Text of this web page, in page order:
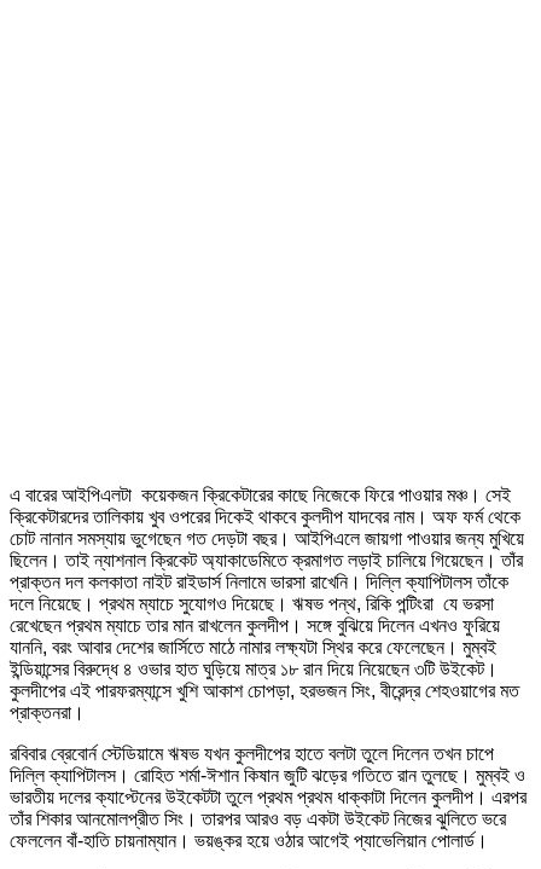
এ বারের আইপিএলটা কয়েকজন ক্রিকেটারের কাছে নিজেকে ফিরে পাওয়ার মঞ্চ। সেই
ক্রিকেটারদের তালিকায় খুব ওপরের দিকেই থাকবে কুলদীপ যাদবের নাম। অফ ফর্ম থেকে
চোট নানান সমস্যায় ভুগেছেন গত দেড়টা বছর। আইপিএলে জায়গা পাওয়ার জন্য মুখিয়ে
ছিলেন। তাই ন্যাশনাল ক্রিকেট অ্যাকাডেমিতে ক্রমাগত লড়াই চালিয়ে গিয়েছেন। তাঁর
প্রাক্তন দল কলকাতা নাইট রাইডার্স নিলামে ভারসা রাখেনি। দিল্লি ক্যাপিটালস তাঁকে
দলে নিয়েছে। প্রথম ম্যাচে সুযোগও দিয়েছে। ঋষভ পন্থ, রিকি পন্টিংরা যে ভরসা
রেখেছেন প্রথম ম্যাচে তার মান রাখলেন কুলদীপ। সঙ্গে বুঝিয়ে দিলেন এখনও ফুরিয়ে
যাননি, বরং আবার দেশের জার্সিতে মাঠে নামার লক্ষ্যটা স্থির করে ফেলেছেন। মুম্বই
ইন্ডিয়ান্সের বিরুদ্ধে ৪ ওভার হাত ঘুড়িয়ে মাত্র ১৮ রান দিয়ে নিয়েছেন ৩টি উইকেট।
কুলদীপের এই পারফরম্যান্সে খুশি আকাশ চোপড়া, হরভজন সিং, বীরেন্দ্র শেহওয়াগের মত
প্রাক্তনরা।
রবিবার ব্রেবোর্ন স্টেডিয়ামে ঋষভ যখন কুলদীপের হাতে বলটা তুলে দিলেন তখন চাপে
দিল্লি ক্যাপিটালস। রোহিত শর্মা-ঈশান কিষান জুটি ঝড়ের গতিতে রান তুলছে। মুম্বই ও
ভারতীয় দলের ক্যাপ্টেনের উইকেটটা তুলে প্রথম প্রথম ধাক্কাটা দিলেন কুলদীপ। এরপর
তাঁর শিকার আনমোলপ্রীত সিং। তারপর আরও বড় একটা উইকেট নিজের ঝুলিতে ভরে
ফেললেন বাঁ-হাতি চায়নাম্যান। ভয়ঙ্কর হয়ে ওঠার আগেই প্যাভেলিয়ান পোলার্ড।